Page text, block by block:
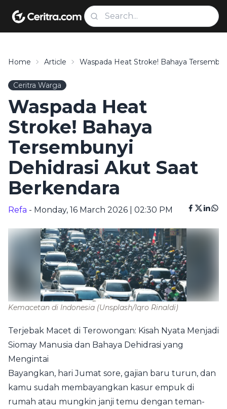
Home Article Waspada Heat Stroke! Bahaya
Ceritra Warga
Waspada Heat
Stroke! Bahaya
Tersembunyi
Dehidrasi Akut Saat
Berkendara
Refa - Monday, 16 March 2026 | 02:30 PM
Kemacetan di Indonesia (Unsplash/Iqro Rinaldi)
Terjebak Macet di Terowongan: Kisah Nyata Menjadi
Siomay Manusia dan Bahaya Dehidrasi yang
Mengintai
Bayangkan, hari Jumat sore, gajian baru turun, dan
kamu sudah membayangkan kasur empuk di
rumah atau mungkin janji temu dengan teman-